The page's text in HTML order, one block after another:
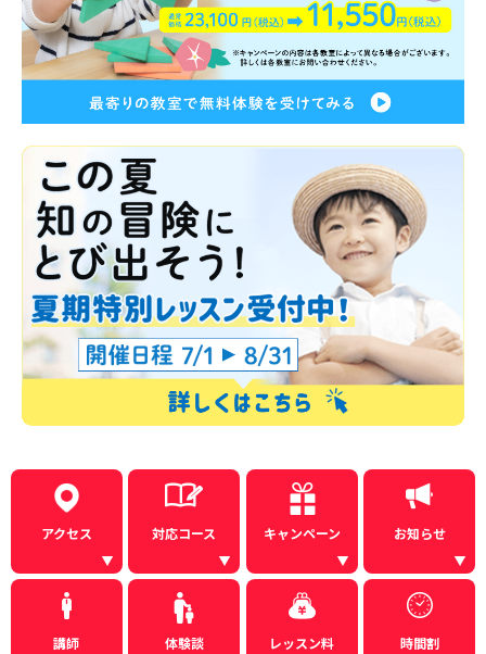
アクセス 対応コース キャンペーン お知らせ
講師 体験談 レッスン料 時間割